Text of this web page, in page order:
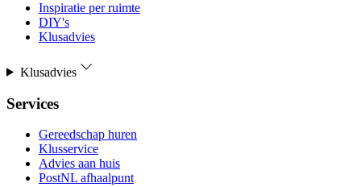
Inspiratie per ruimte
DIY's
Klusadvies
Klusadvies
Services
Gereedschap huren
Klusservice
Advies aan huis
PostNL afhaalpunt